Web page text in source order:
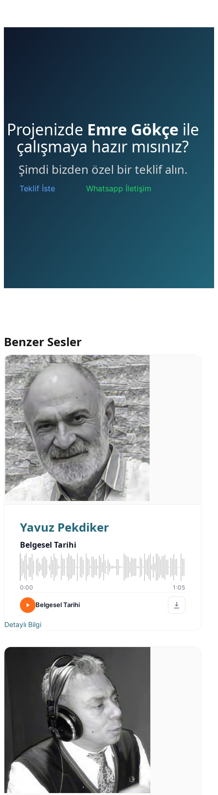
Projenizde Emre Gökçe ile
çalışmaya hazır mısınız?
Şimdi bizden özel bir teklif alın.
Teklif İste Whatsapp İletişim
Benzer Sesler
Yavuz Pekdiker
Belgesel Tarihi
0:00 1:05
Belgesel Tarihi
Detaylı Bilgi